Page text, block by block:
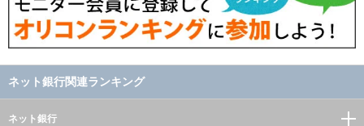
ネット銀行関連ランキング
ネット銀行